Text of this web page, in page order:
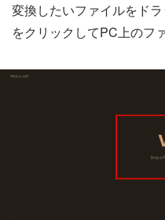
変換したいファイルをド
をクリックしてPC上のフ